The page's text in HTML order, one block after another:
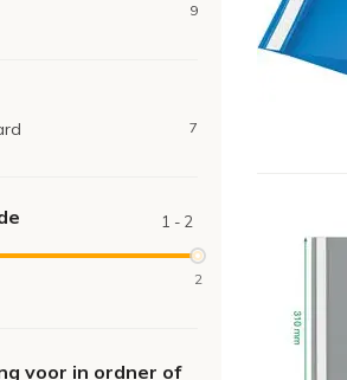
9
7
1 - 2
2
voor in ordner of